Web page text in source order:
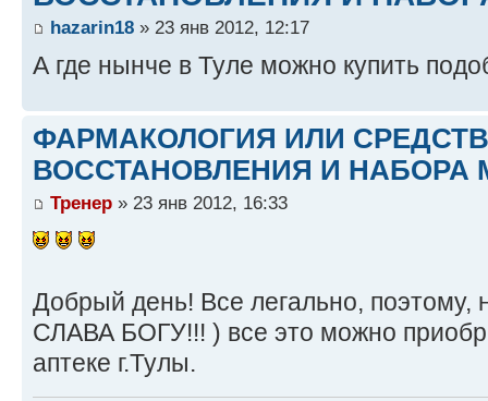
hazarin18 » 23 янв 2012, 12:17
А где нынче в Туле можно купить
ФАРМАКОЛОГИЯ ИЛИ
ВОССТАНОВЛЕНИЯ И НАБОРА
Тренер » 23 янв 2012, 16:33
Добрый день! Все легально,
СЛАВА БОГУ!!! ) все это можно
аптеке г.Тулы.